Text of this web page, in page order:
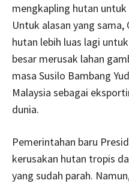
mengkapling hutan
Untuk alasan yang
hutan lebih luas lagi
besar merusak lahan
masa Susilo Bambang
Malaysia sebagai
dunia.
Pemerintahan baru
kerusakan hutan tropis
yang sudah parah.